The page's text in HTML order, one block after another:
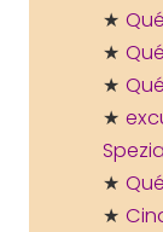
★
★
★
★
Spezia
★
★